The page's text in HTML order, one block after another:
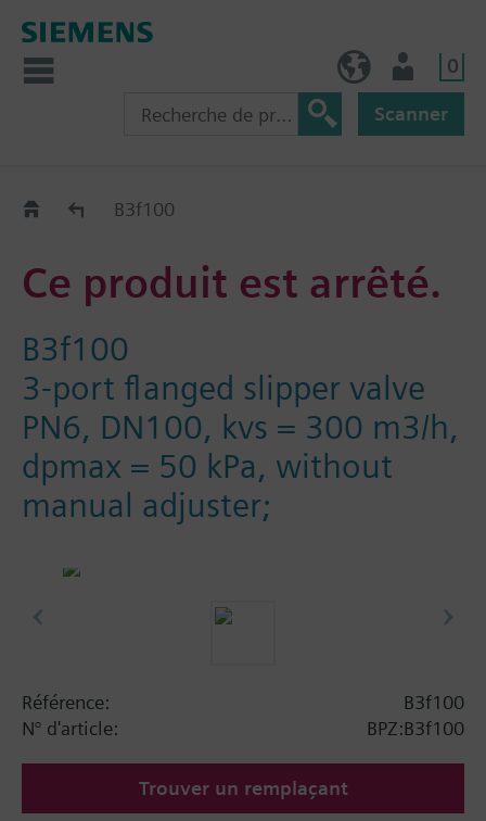
0
Scanner
Old2NewB3f100
Ce produit est arrêté.
B3f100
3-port flanged slipper valve
PN6, DN100, kvs = 300 m3/h,
dpmax = 50 kPa, without
manual adjuster;
Référence:
B3f100
N° d'article:
BPZ:B3f100
Trouver un remplaçant